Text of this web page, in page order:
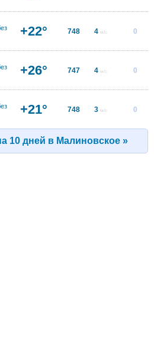
+22° 748 4 м/с 0
+26° 747 4 м/с 0
+21° 748 3 м/с 0
10 дней в Малиновское »